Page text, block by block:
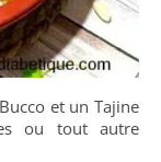
ou tout autre